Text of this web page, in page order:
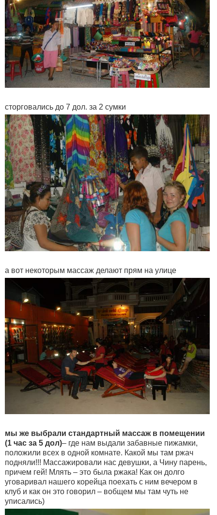
сторговались до 7 дол. за 2 сумки
а вот некоторым массаж делают прям на улице
мы же выбрали стандартный массаж в помещении
(1 час за 5 дол)– где нам выдали забавные пижамки,
положили всех в одной комнате. Какой мы там ржач
подняли!!! Массажировали нас девушки, а Чину парень,
причем гей! Млять – это была ржака! Как он долго
уговаривал нашего корейца поехать с ним вечером в
клуб и как он это говорил – вобщем мы там чуть не
уписались)